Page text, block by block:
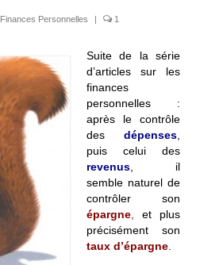
Finances Personnelles | 1
Suite de la série
d’articles sur les
finances
personnelles :
après le contrôle
des dépenses
puis celui des
revenus , il
semble naturel de
contrôler son
épargne
et plus
précisément son
taux d’épargne